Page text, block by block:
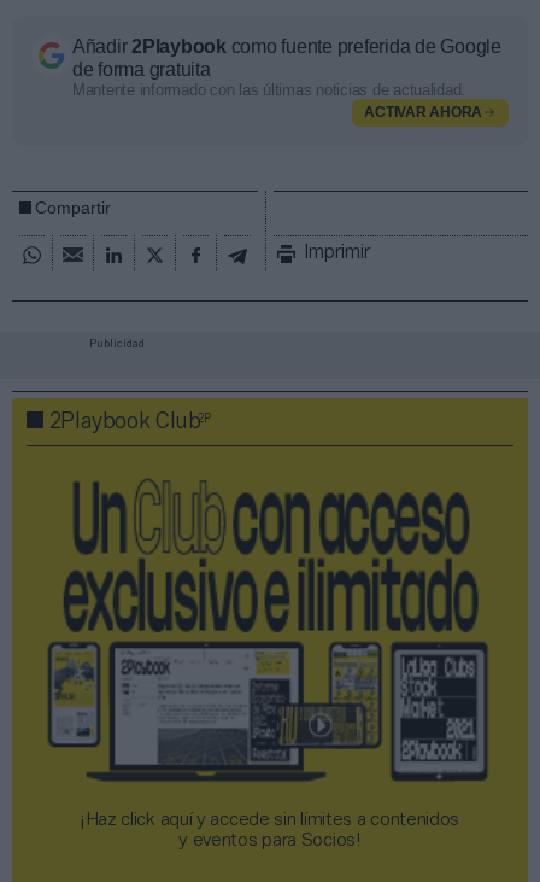
Añadir2Playbook como fuente preferida de Google
de forma gratuita
Mantente informado con las últimas noticias de actualidad.
ACTIVAR AHORA
Compartir
Imprimir
Publicidad
2Playbook Club2P
¡Haz click aquí y accede sin límites a contenidos
y eventos para Socios!​​​​​​​